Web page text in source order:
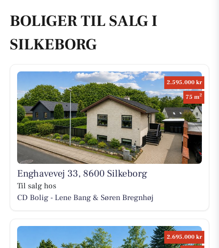
BOLIGER TIL SALG I
SILKEBORG
2.595.000 kr
75 m2
Enghavevej 33, 8600 Silkeborg
Til salg hos
CD Bolig - Lene Bang & Søren Bregnhøj
2.695.000 kr